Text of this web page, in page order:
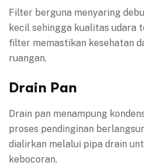
Filter berguna menyaring
kecil sehingga kualitas udara
filter memastikan kesehatan
ruangan.
Drain Pan
Drain pan menampung
proses pendinginan
dialirkan melalui pipa drain
kebocoran.